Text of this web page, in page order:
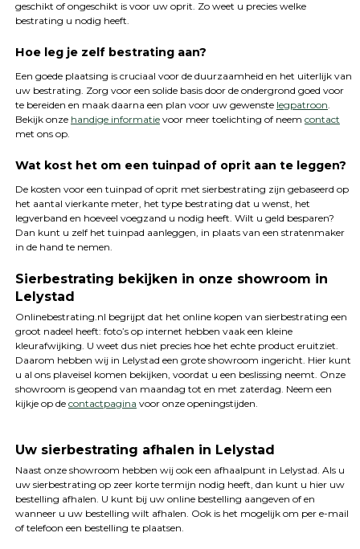
geschikt of ongeschikt is voor uw oprit. Zo weet u precies welke
bestrating u nodig heeft.
Hoe leg je zelf bestrating aan?
Een goede plaatsing is cruciaal voor de duurzaamheid en het uiterlijk van
uw bestrating. Zorg voor een solide basis door de ondergrond goed voor
te bereiden en maak daarna een plan voor uw gewenste legpatroon
Bekijk onze handige informatievoor meer toelichting of neem contact
met ons op.
Wat kost het om een tuinpad of oprit aan te leggen?
De kosten voor een tuinpad of oprit met sierbestrating zijn gebaseerd op
het aantal vierkante meter, het type bestrating dat u wenst, het
legverband en hoeveel voegzand u nodig heeft. Wilt u geld besparen?
Dan kunt u zelf het tuinpad aanleggen, in plaats van een stratenmaker
in de hand te nemen.
Sierbestrating bekijken in onze showroom in
Lelystad
Onlinebestrating.nl begrijpt dat het online kopen van sierbestrating een
groot nadeel heeft: foto’s op internet hebben vaak een kleine
kleurafwijking. U weet dus niet precies hoe het echte product eruitziet.
Daarom hebben wij in Lelystad een grote showroom ingericht. Hier kunt
u al ons plaveisel komen bekijken, voordat u een beslissing neemt. Onze
showroom is geopend van maandag tot en met zaterdag. Neem een
kijkje op de contactpagina voor onze openingstijden.
Uw sierbestrating afhalen in Lelystad
Naast onze showroom hebben wij ook een afhaalpunt in Lelystad. Als u
uw sierbestrating op zeer korte termijn nodig heeft, dan kunt u hier uw
bestelling afhalen. U kunt bij uw online bestelling aangeven of en
wanneer u uw bestelling wilt afhalen. Ook is het mogelijk om per e-mail
of telefoon een bestelling te plaatsen.